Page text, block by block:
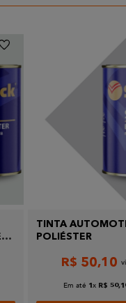
TINTA
POLIÉSTER
R$ 50,10
Em até 1x R$ 50,